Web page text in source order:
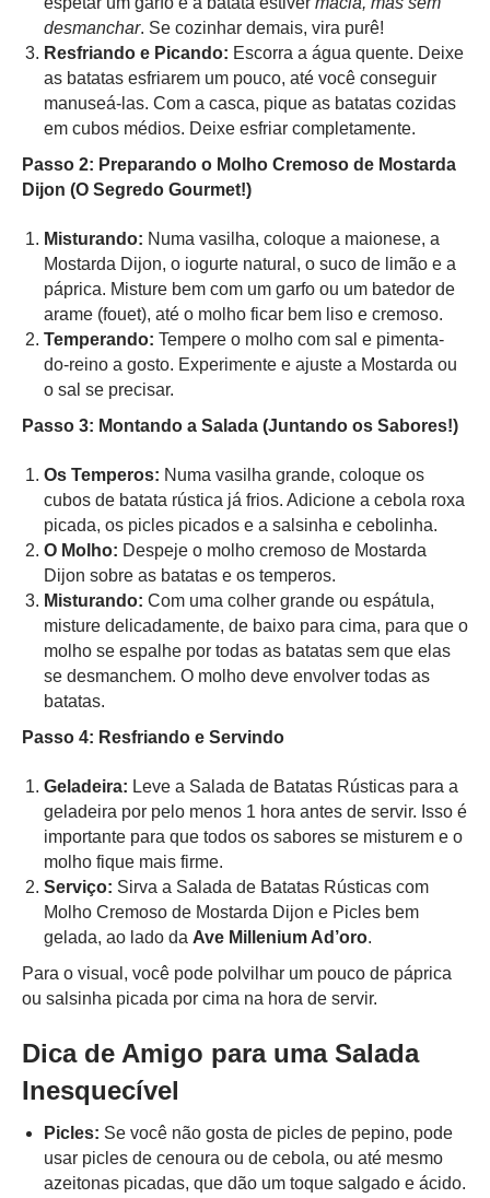
desmanchar. Se cozinhar demais, vira purê!
Resfriando e Picando: Escorra a água quente. Deixe
as batatas esfriarem um pouco, até você conseguir
manuseá-las. Com a casca, pique as batatas cozidas
em cubos médios. Deixe esfriar completamente.
Passo 2: Preparando o Molho Cremoso de Mostarda
Dijon (O Segredo Gourmet!)
Misturando: Numa vasilha, coloque a maionese, a
Mostarda Dijon, o iogurte natural, o suco de limão e a
páprica. Misture bem com um garfo ou um batedor de
arame (fouet), até o molho ficar bem liso e cremoso.
Temperando: Tempere o molho com sal e pimenta-
do-reino a gosto. Experimente e ajuste a Mostarda ou
o sal se precisar.
Passo 3: Montando a Salada (Juntando os Sabores!)
Os Temperos: Numa vasilha grande, coloque os
cubos de batata rústica já frios. Adicione a cebola roxa
picada, os picles picados e a salsinha e cebolinha.
O Molho: Despeje o molho cremoso de Mostarda
Dijon sobre as batatas e os temperos.
Misturando: Com uma colher grande ou espátula,
misture delicadamente, de baixo para cima, para que o
molho se espalhe por todas as batatas sem que elas
se desmanchem. O molho deve envolver todas as
batatas.
Passo 4: Resfriando e Servindo
Geladeira: Leve a Salada de Batatas Rústicas para a
geladeira por pelo menos 1 hora antes de servir. Isso é
importante para que todos os sabores se misturem e o
molho fique mais firme.
Serviço: Sirva a Salada de Batatas Rústicas com
Molho Cremoso de Mostarda Dijon e Picles bem
gelada, ao lado da Ave Millenium Ad’oro.
Para o visual, você pode polvilhar um pouco de páprica
ou salsinha picada por cima na hora de servir.
Dica de Amigo para uma Salada
Inesquecível
Picles: Se você não gosta de picles de pepino, pode
usar picles de cenoura ou de cebola, ou até mesmo
azeitonas picadas, que dão um toque salgado e ácido.